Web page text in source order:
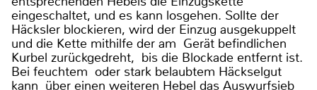
eingeschaltet, und es kann losgehen. Sollte der
Häcksler blockieren, wird der Einzug ausgekuppelt
und die Kette mithilfe der am Gerät befindlichen
Kurbel zurückgedreht, bis die Blockade entfernt ist.
Bei feuchtem oder stark belaubtem Häckselgut
kann über einen weiteren Hebel das Auswurfsieb